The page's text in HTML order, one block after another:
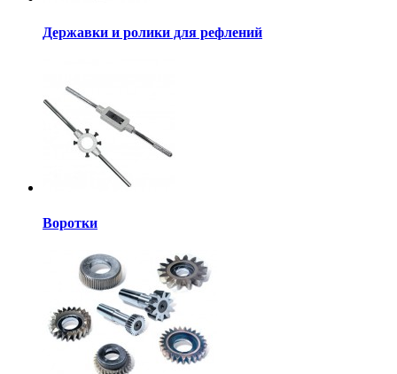
Державки и ролики для рефлений
Воротки